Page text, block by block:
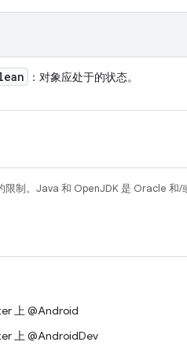
：对象应处于的状态。
限制。Java 和 OpenJDK 是 Oracle 和/
上 @Android
上 @AndroidDev